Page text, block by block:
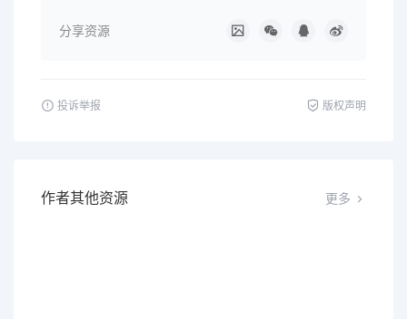
分享资源
投诉举报 版权声明
作者其他资源 更多